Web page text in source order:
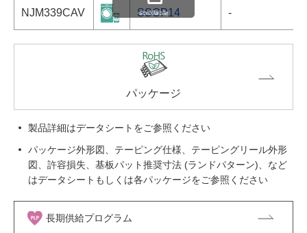
NJM339CAV SSOP14 -
scrollable
パッケージ
製品詳細はデータシートをご参照ください
パッケージ外形図、テーピング仕様、テーピングリール外形
図、許容損失、基板パット推奨寸法 (ランドパターン)、など
はデータシートもしくは各パッケージをご参照ください
長期供給プログラム